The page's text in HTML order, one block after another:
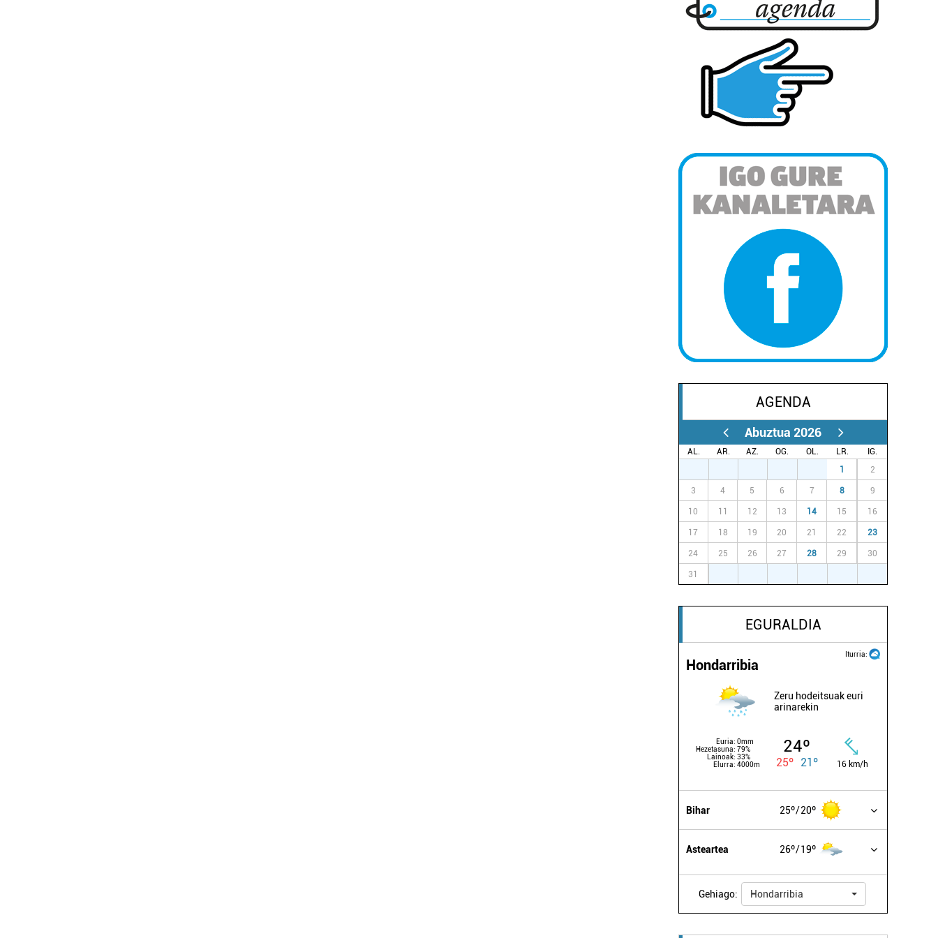
AGENDA
Abuztua 2026
AL. AR. AZ. OG. OL. LR.
IG.
1 2
3 4 5 6 7 8 9
10 11 12 13 14 15 16
17 18 19 20 21 22 23
24 25 26 27 28 29 30
31
EGURALDIA
Iturria:
Hondarribia
Zeru hodeitsuak euri
arinarekin
Euria: 0mm
Hezetasuna: 79%
Lainoak: 33%
Elurra: 4000m
24º
25º 21º 16 km/h
Bihar 25º 20º
Asteartea 26º 19º
Gehiago: Hondarribia